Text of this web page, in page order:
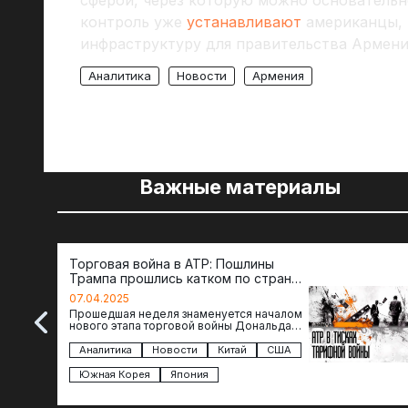
контроль уже устанавливают американцы,
инфраструктуру для правительства
Аналитика Новости Армения
Важные материалы
Торговая война в АТР: Пошлины
Трампа прошлись катком по странам
региона
07.04.2025
Прошедшая неделя знаменуется началом
нового этапа торговой войны Дональда
импорта из более 100 стран…
Аналитика Новости Китай
США
Южная Корея
Япония